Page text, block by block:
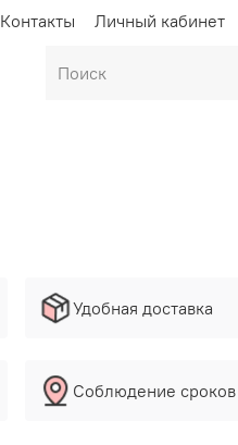
Контакты Личный кабинет
Удобная доставка
Соблюдение сроков